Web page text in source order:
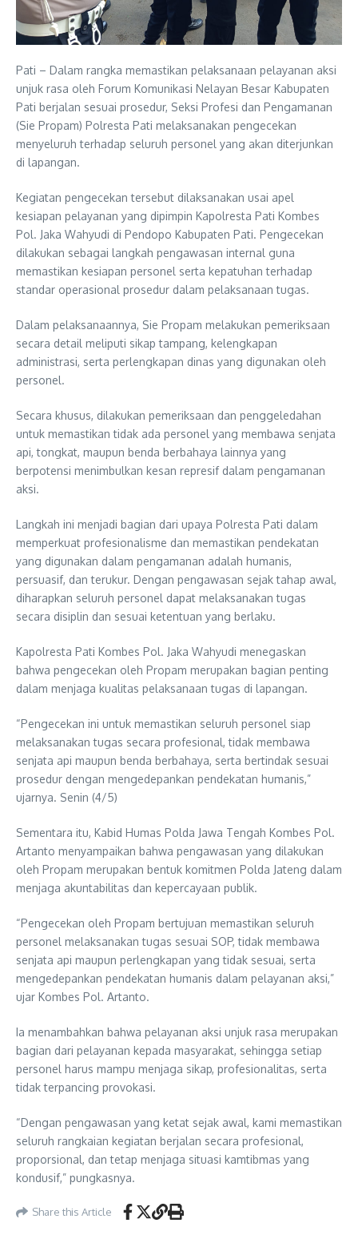
Pati – Dalam rangka memastikan pelaksanaan pelayanan aksi
unjuk rasa oleh Forum Komunikasi Nelayan Besar Kabupaten
Pati berjalan sesuai prosedur, Seksi Profesi dan Pengamanan
(Sie Propam) Polresta Pati melaksanakan pengecekan
menyeluruh terhadap seluruh personel yang akan diterjunkan
di lapangan.
Kegiatan pengecekan tersebut dilaksanakan usai apel
kesiapan pelayanan yang dipimpin Kapolresta Pati Kombes
Pol. Jaka Wahyudi di Pendopo Kabupaten Pati. Pengecekan
dilakukan sebagai langkah pengawasan internal guna
memastikan kesiapan personel serta kepatuhan terhadap
standar operasional prosedur dalam pelaksanaan tugas.
Dalam pelaksanaannya, Sie Propam melakukan pemeriksaan
secara detail meliputi sikap tampang, kelengkapan
administrasi, serta perlengkapan dinas yang digunakan oleh
personel.
Secara khusus, dilakukan pemeriksaan dan penggeledahan
untuk memastikan tidak ada personel yang membawa senjata
api, tongkat, maupun benda berbahaya lainnya yang
berpotensi menimbulkan kesan represif dalam pengamanan
aksi.
Langkah ini menjadi bagian dari upaya Polresta Pati dalam
memperkuat profesionalisme dan memastikan pendekatan
yang digunakan dalam pengamanan adalah humanis,
persuasif, dan terukur. Dengan pengawasan sejak tahap awal,
diharapkan seluruh personel dapat melaksanakan tugas
secara disiplin dan sesuai ketentuan yang berlaku.
Kapolresta Pati Kombes Pol. Jaka Wahyudi menegaskan
bahwa pengecekan oleh Propam merupakan bagian penting
dalam menjaga kualitas pelaksanaan tugas di lapangan.
“Pengecekan ini untuk memastikan seluruh personel siap
melaksanakan tugas secara profesional, tidak membawa
senjata api maupun benda berbahaya, serta bertindak sesuai
prosedur dengan mengedepankan pendekatan humanis,”
ujarnya. Senin (4/5)
Sementara itu, Kabid Humas Polda Jawa Tengah Kombes Pol.
Artanto menyampaikan bahwa pengawasan yang dilakukan
oleh Propam merupakan bentuk komitmen Polda Jateng dalam
menjaga akuntabilitas dan kepercayaan publik.
“Pengecekan oleh Propam bertujuan memastikan seluruh
personel melaksanakan tugas sesuai SOP, tidak membawa
senjata api maupun perlengkapan yang tidak sesuai, serta
mengedepankan pendekatan humanis dalam pelayanan aksi,”
ujar Kombes Pol. Artanto.
Ia menambahkan bahwa pelayanan aksi unjuk rasa merupakan
bagian dari pelayanan kepada masyarakat, sehingga setiap
personel harus mampu menjaga sikap, profesionalitas, serta
tidak terpancing provokasi.
“Dengan pengawasan yang ketat sejak awal, kami memastikan
seluruh rangkaian kegiatan berjalan secara profesional,
proporsional, dan tetap menjaga situasi kamtibmas yang
kondusif,” pungkasnya.
Share this Article